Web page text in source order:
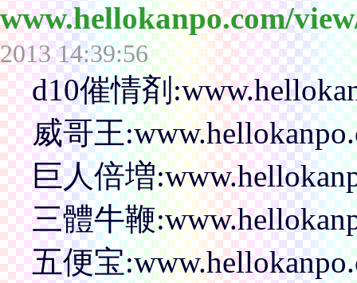
www.hellokanpo.com/
2013 14:39:56
d10催情剤
威哥王
巨人倍増
三體牛鞭
五便宝